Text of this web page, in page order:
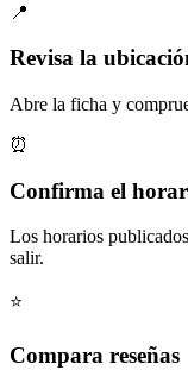
📍
Revisa la
Abre la ficha y
⏰
Confirma el
Los horarios
salir.
⭐
Compara reseñas